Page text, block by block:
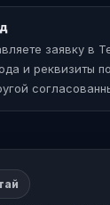
заявку в
и реквизиты